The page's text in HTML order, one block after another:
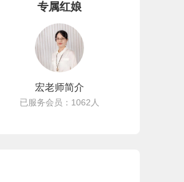
专属红娘
宏老师简介
已服务会员：1062人